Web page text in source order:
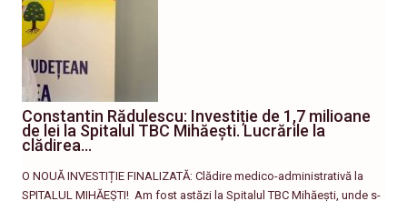
Constantin Rădulescu: Investiție de 1,7 milioane
de lei la Spitalul TBC Mihăești. Lucrările la
clădirea…
O NOUĂ INVESTIȚIE FINALIZATĂ: Clădire medico-administrativă la
SPITALUL MIHĂEȘTI! ​ Am fost astăzi la Spitalul TBC Mihăești, unde s-